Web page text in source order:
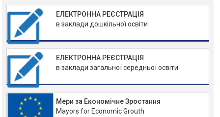
ЕЛЕКТРОННА РЕЄСТРАЦІЯ
в заклади дошкільної освіти
ЕЛЕКТРОННА РЕЄСТРАЦІЯ
в заклади загальної середньої освіти
Мери за Економічне Зростання
Mayors for Economic Grouth